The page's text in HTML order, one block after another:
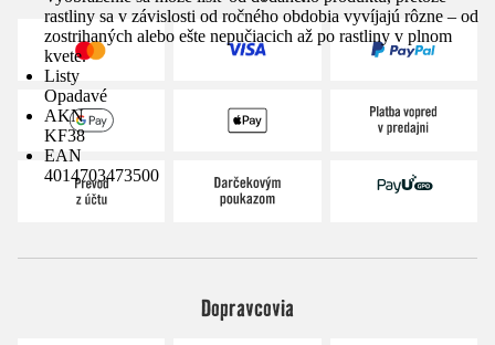
rastliny sa v závislosti od ročného obdobia vyvíjajú rôzne – od
zostrihaných alebo ešte nepučiacich až po rastliny v plnom
kvete.
Listy
Opadavé
AKN
KF38
EAN
4014703473500
Dopravcovia